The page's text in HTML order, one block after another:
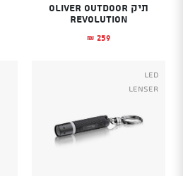
תיק OLIVER OUTDOOR
REVOLUTION
₪ 259
Led
Lenser